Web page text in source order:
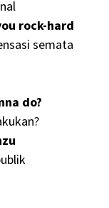
rock-hard
semata
do?